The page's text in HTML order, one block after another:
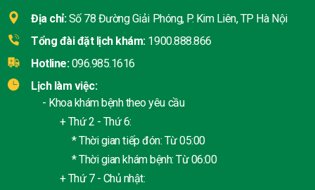
Địa chỉ: Số 78 Đường Giải Phóng, P. Kim Liên, TP Hà Nội
Tổng đài đặt lịch khám: 1900.888.866
Hotline: 096.985.1616
Lịch làm việc:
- Khoa khám bệnh theo yêu cầu
+ Thứ 2 - Thứ 6:
* Thời gian tiếp đón: Từ 05:00
* Thời gian khám bệnh: Từ 06:00
+ Thứ 7 - Chủ nhật: